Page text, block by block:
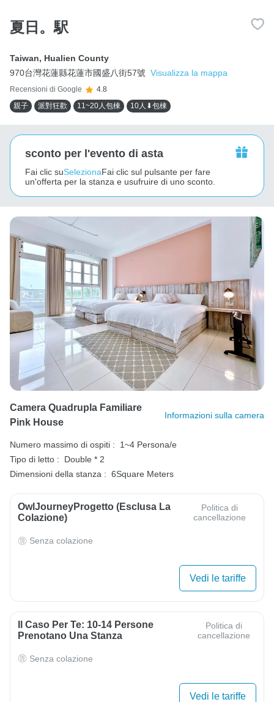
夏日。駅
Taiwan, Hualien County
970台灣花蓮縣花蓮市國盛八街57號 Visualizza la mappa
Recensioni di Google
4.8
親子
派對狂歡 11~20人包棟 10人⬇包棟
sconto per l'evento di asta
Fai clic suSelezionaFai clic sul pulsante per fare
un'offerta per la stanza e usufruire di uno sconto.
Camera Quadrupla Familiare
Pink House
Informazioni sulla camera
Numero massimo di ospiti :
1~4 Persona/e
Tipo di letto :
Double * 2
Dimensioni della stanza : 6Square Meters
OwlJourneyProgetto (esclusa La
Colazione)
Politica di
cancellazione
Senza colazione
Vedi le tariffe
Il Caso Per Te: 10-14 Persone
Prenotano Una Stanza
Politica di
cancellazione
Senza colazione
Vedi le tariffe